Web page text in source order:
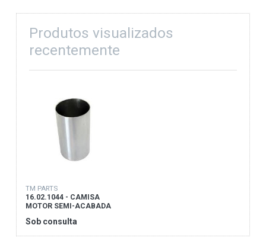
Produtos visualizados
recentemente
TM PARTS
16.02.1044 - CAMISA
MOTOR SEMI-ACABADA
Sob consulta